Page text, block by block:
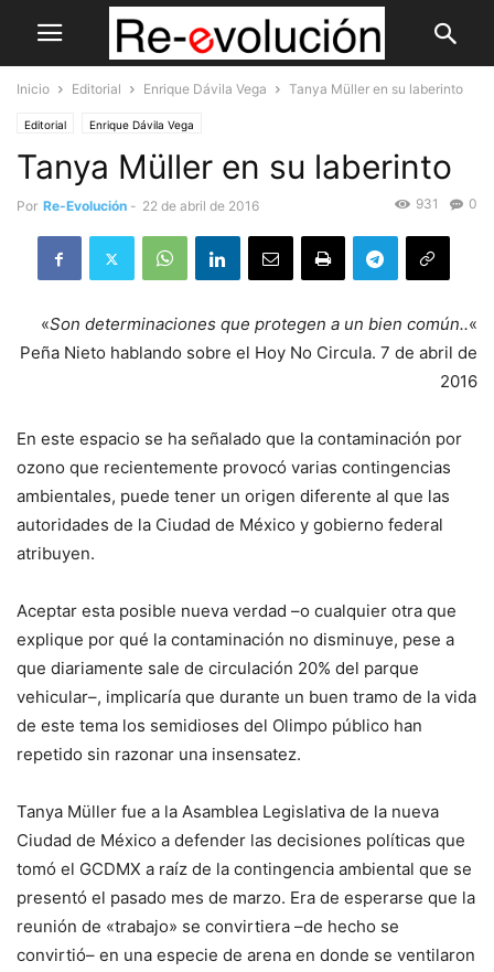
Inicio Editorial Enrique Dávila Vega Tanya Müller en su laberinto
Editorial Enrique Dávila Vega
Tanya Müller en su laberinto
Por Re-Evolución - 22 de abril de 2016 0
931
«Son determinaciones que protegen a un bien común..«
Peña Nieto hablando sobre el Hoy No Circula. 7 de abril de
2016
En este espacio se ha señalado que la contaminación por
ozono que recientemente provocó varias contingencias
ambientales, puede tener un origen diferente al que las
autoridades de la Ciudad de México y gobierno federal
atribuyen.
Aceptar esta posible nueva verdad –o cualquier otra que
explique por qué la contaminación no disminuye, pese a
que diariamente sale de circulación 20% del parque
vehicular–, implicaría que durante un buen tramo de la vida
de este tema los semidioses del Olimpo público han
repetido sin razonar una insensatez.
Tanya Müller fue a la Asamblea Legislativa de la nueva
Ciudad de México a defender las decisiones políticas que
tomó el GCDMX a raíz de la contingencia ambiental que se
presentó el pasado mes de marzo. Era de esperarse que la
reunión de «trabajo» se convirtiera –de hecho se
convirtió– en una especie de arena en donde se ventilaron